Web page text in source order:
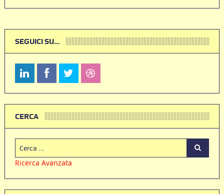
SEGUICI SU…
CERCA
Ricerca Avanzata